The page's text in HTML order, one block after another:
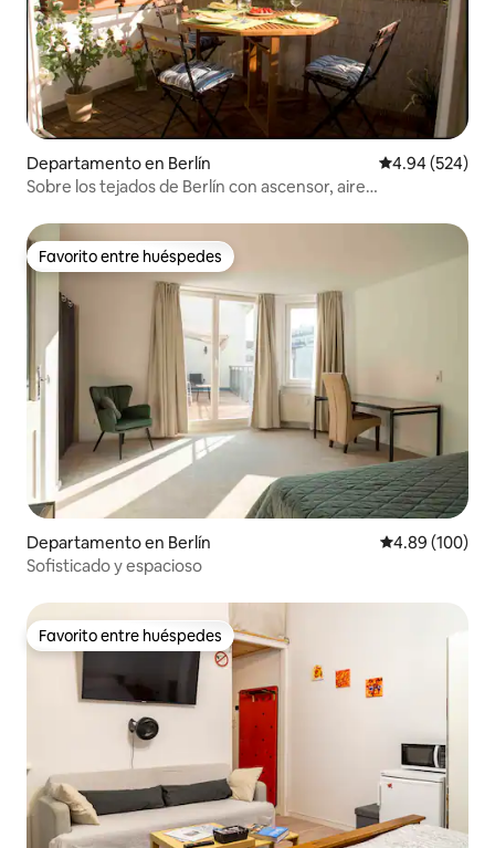
Departamento en Berlín Calificación
4.94 (524)
Sobre los tejados de Berlín con ascensor, aire
Favorito entre huéspedes
Favorito entre huéspedes
Departamento en Berlín Calificación
4.89 (100)
Sofisticado y espacioso
Favorito entre huéspedes
Favorito entre huéspedes